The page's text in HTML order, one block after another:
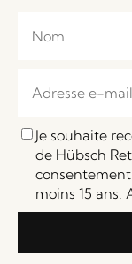
Je souhaite
de Hübsch
moins 15 ans.